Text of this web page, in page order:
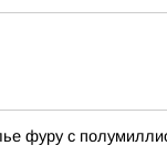
фуру с